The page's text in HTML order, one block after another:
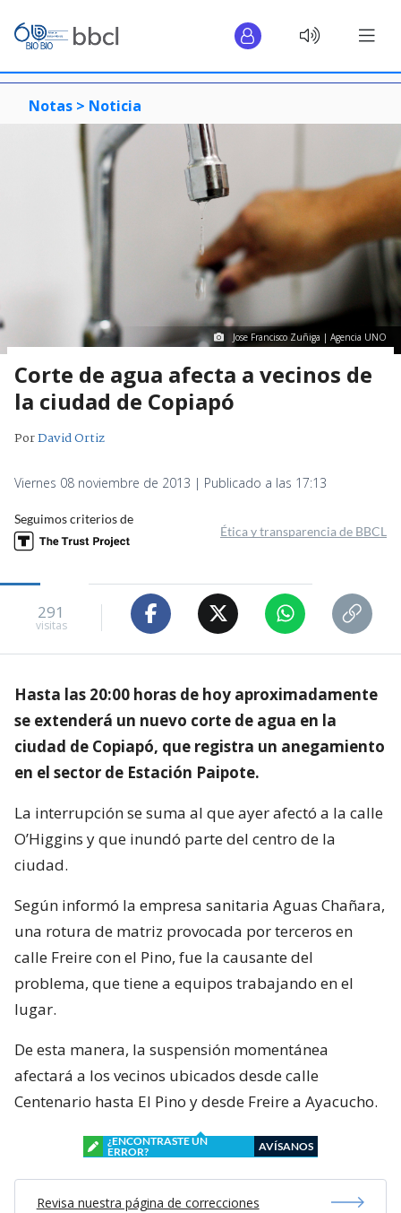
Notas > Noticia
Jose Francisco Zuñiga | Agencia UNO
Corte de agua afecta a vecinos de
la ciudad de Copiapó
PorDavid Ortiz
Viernes 08 noviembre de 2013 | Publicado a las 17:13
Seguimos criterios de
Ética y transparencia de BBCL
291
visitas
Hasta las 20:00 horas de hoy aproximadamente
se extenderá un nuevo corte de agua en la
ciudad de Copiapó, que registra un anegamiento
en el sector de Estación Paipote.
La interrupción se suma al que ayer afectó a la calle
O’Higgins y que inundó parte del centro de la
ciudad.
Según informó la empresa sanitaria Aguas Chañara,
una rotura de matriz provocada por terceros en
calle Freire con el Pino, fue la causante del
problema, que tiene a equipos trabajando en el
lugar.
De esta manera, la suspensión momentánea
afectará a los vecinos ubicados desde calle
Centenario hasta El Pino y desde Freire a Ayacucho.
¿ENCONTRASTE UN
ERROR?
AVÍSANOS
Revisa nuestra página de correcciones